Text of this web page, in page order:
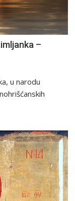
–
u narodu